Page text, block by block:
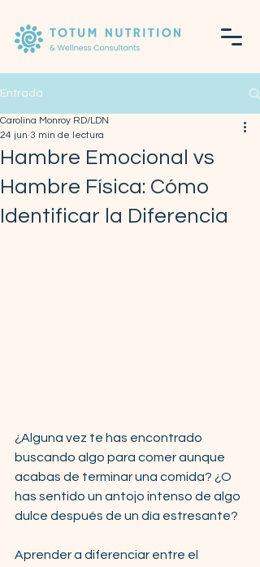
Entrada
Hambre Emocional vs
Hambre Física: Cómo
Identificar la Diferencia
Carolina Monroy RD/LDN
24 jun 3 min de lectura
¿Alguna vez te has encontrado
buscando algo para comer aunque
acabas de terminar una comida? ¿O
has sentido un antojo intenso de algo
dulce después de un día estresante?
Aprender a diferenciar entre el